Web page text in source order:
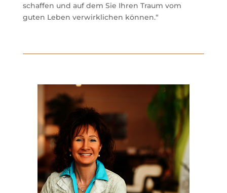
schaffen und auf dem Sie Ihren Traum vom
guten Leben verwirklichen können.“